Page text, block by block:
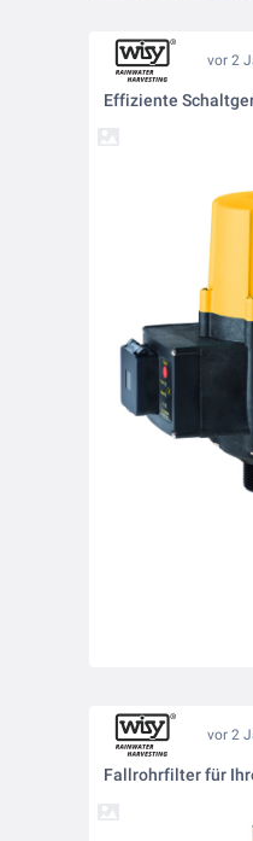
vor 2
vor 2
Fallrohrfilter für